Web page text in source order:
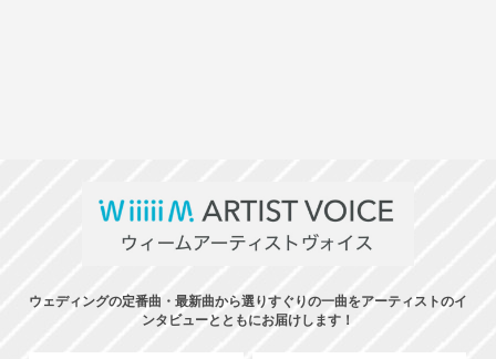
ウェディングの定番曲・最新曲から選りすぐりの一曲をアーティストのイ
ンタビューとともにお届けします！